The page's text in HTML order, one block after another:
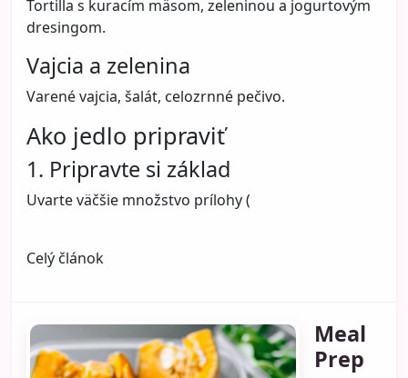
Tortilla s kuracím mäsom, zeleninou a jogurtovým
dresingom.
Vajcia a zelenina
Varené vajcia, šalát, celozrnné pečivo.
Ako jedlo pripraviť
1. Pripravte si základ
Uvarte väčšie množstvo prílohy (
Celý článok
Meal
Prep
Tento web používa nevyhnutné cookies na správne
fungovanie a voliteľné analytické cookies na meranie
Prijať všetko Len nevyhnutné Nastavenia